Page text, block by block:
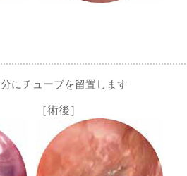
にチューブを留置します
［術後］